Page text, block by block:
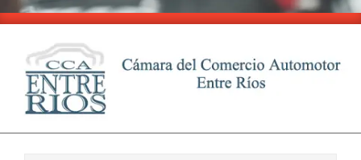
Skip
content
CCA